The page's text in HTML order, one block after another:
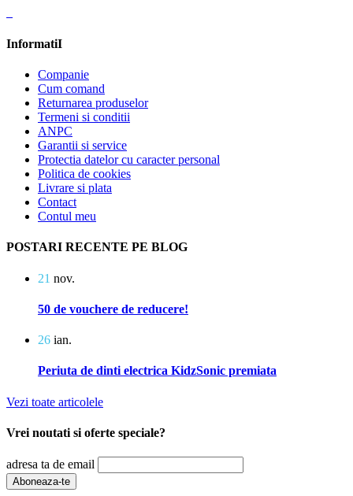
InformatiI
Companie
Cum comand
Returnarea produselor
Termeni si conditii
ANPC
Garantii si service
Protectia datelor cu caracter personal
Politica de cookies
Livrare si plata
Contact
Contul meu
POSTARI RECENTE PE BLOG
21 nov.
50 de vouchere de reducere!
26 ian.
Periuta de dinti electrica KidzSonic premiata
Vezi toate articolele
Vrei noutati si oferte speciale?
adresa ta de email